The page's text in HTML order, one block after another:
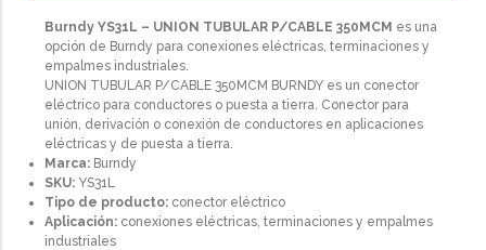
Burndy YS31L – UNION TUBULAR P/CABLE 350MCM es una
opción de Burndy para conexiones eléctricas, terminaciones y
empalmes industriales.
UNION TUBULAR P/CABLE 350MCM BURNDY es un conector
eléctrico para conductores o puesta a tierra. Conector para
unión, derivación o conexión de conductores en aplicaciones
eléctricas y de puesta a tierra.
Marca: Burndy
SKU: YS31L
Tipo de producto: conector eléctrico
Aplicación: conexiones eléctricas, terminaciones y empalmes
industriales